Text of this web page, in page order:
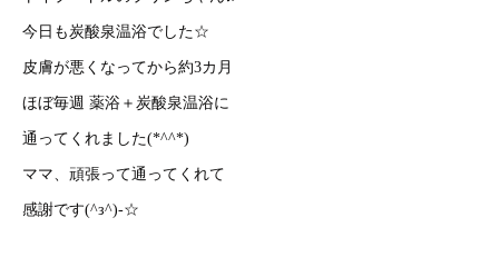
今日も炭酸泉温浴でした☆
皮膚が悪くなってから約3カ月
ほぼ毎週 薬浴＋炭酸泉温浴に
通ってくれました(*^^*)
ママ、頑張って通ってくれて
感謝です(^з^)-☆